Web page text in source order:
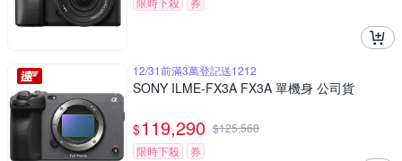
12/31前滿3萬登記送1212
SONY ILME-FX3A FX3A 單機身 公司貨
$119,290 $125,568
限時下殺
券